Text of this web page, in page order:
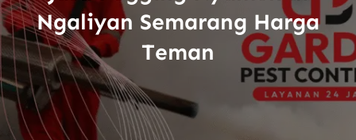
Ngaliyan Semarang Harga
Teman